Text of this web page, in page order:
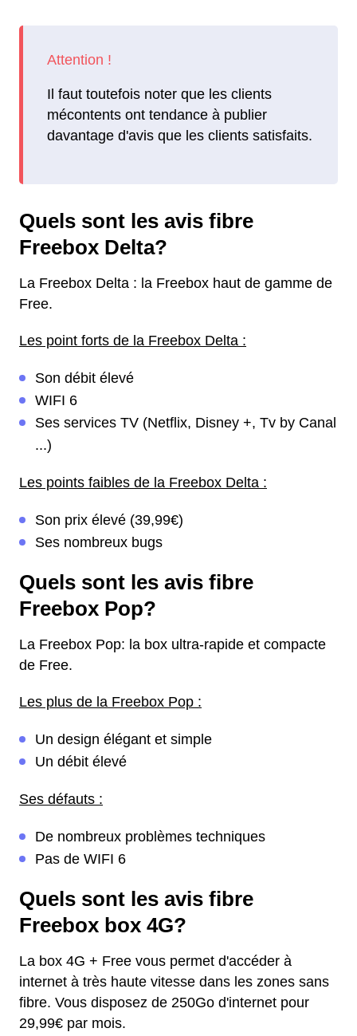
Il faut toutefois noter que les clients
mécontents ont tendance à publier
davantage d'avis que les clients satisfaits.
Quels sont les avis fibre
Freebox Delta?
La Freebox Delta : la Freebox haut de gamme de
Free.
Les point forts de la Freebox Delta :
Son débit élevé
WIFI 6
Ses services TV (Netflix, Disney +, Tv by Canal
...)
Les points faibles de la Freebox Delta :
Son prix élevé (39,99€)
Ses nombreux bugs
Quels sont les avis fibre
Freebox Pop?
La Freebox Pop: la box ultra-rapide et compacte
de Free.
Les plus de la Freebox Pop :
Un design élégant et simple
Un débit élevé
Ses défauts :
De nombreux problèmes techniques
Pas de WIFI 6
Quels sont les avis fibre
Freebox box 4G?
La box 4G + Free vous permet d'accéder à
internet à très haute vitesse dans les zones sans
fibre. Vous disposez de 250Go d'internet pour
29,99€ par mois.